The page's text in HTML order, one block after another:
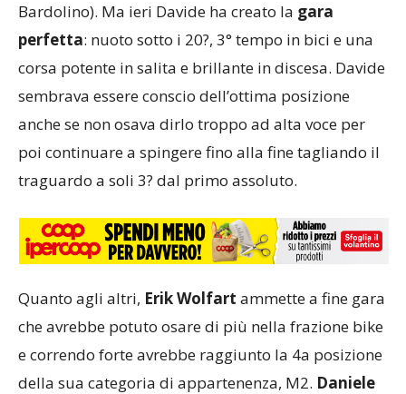
Bardolino). Ma ieri Davide ha creato la gara
perfetta: nuoto sotto i 20?, 3° tempo in bici e una
corsa potente in salita e brillante in discesa. Davide
sembrava essere conscio dell’ottima posizione
anche se non osava dirlo troppo ad alta voce per
poi continuare a spingere fino alla fine tagliando il
traguardo a soli 3? dal primo assoluto.
Quanto agli altri, Erik Wolfart ammette a fine gara
che avrebbe potuto osare di più nella frazione bike
e correndo forte avrebbe raggiunto la 4a posizione
della sua categoria di appartenenza, M2. Daniele